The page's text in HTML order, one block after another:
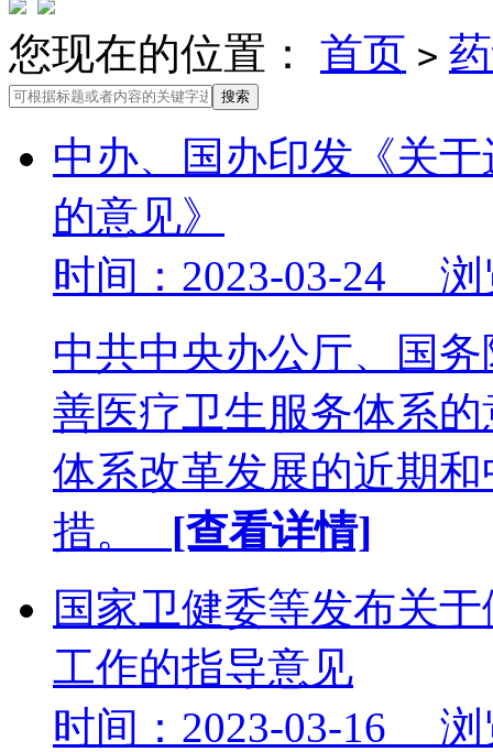
您现在的位置： 首页 >
中办、国办印发《关
的意见》
时间：2023-03-24 浏
中共中央办公厅、国
善医疗卫生服务体系
体系改革发展的近期
措。 [查看详情]
国家卫健委等发布关
工作的指导意见
时间：2023-03-16 浏